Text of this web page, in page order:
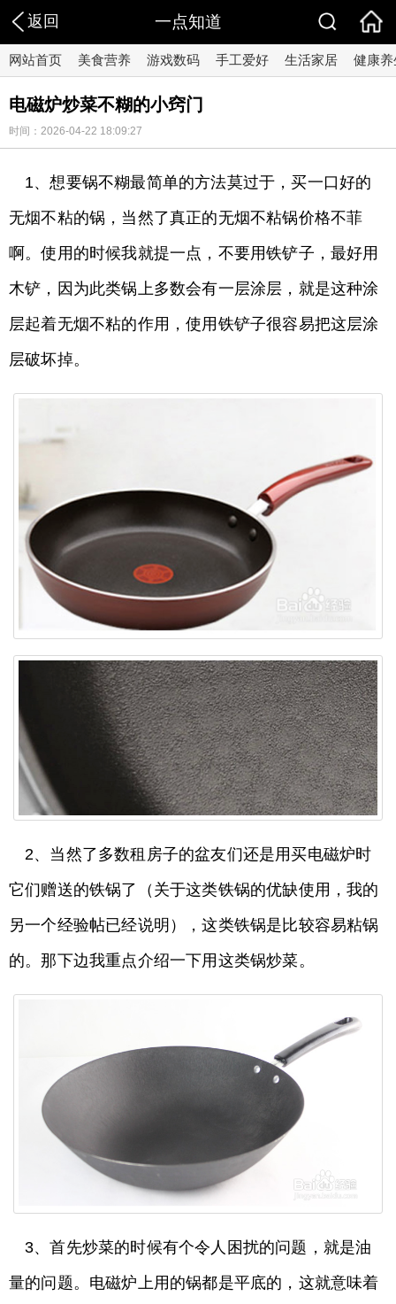
返回 一点知道
网站首页 美食营养 游戏数码 手工爱好 生活家居 健康养
电磁炉炒菜不糊的小窍门
时间：2026-04-22 18:09:27
1、想要锅不糊最简单的方法莫过于，买一口好的
无烟不粘的锅，当然了真正的无烟不粘锅价格不菲
啊。使用的时候我就提一点，不要用铁铲子，最好用
木铲，因为此类锅上多数会有一层涂层，就是这种涂
层起着无烟不粘的作用，使用铁铲子很容易把这层涂
层破坏掉。
2、当然了多数租房子的盆友们还是用买电磁炉时
它们赠送的铁锅了（关于这类铁锅的优缺使用，我的
另一个经验帖已经说明），这类铁锅是比较容易粘锅
的。那下边我重点介绍一下用这类锅炒菜。
3、首先炒菜的时候有个令人困扰的问题，就是油
量的问题。电磁炉上用的锅都是平底的，这就意味着